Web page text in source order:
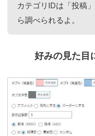
カテゴリIDは「投稿
ら調べられるよ。
好みの見た目